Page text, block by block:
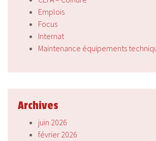
Emplois
Focus
Internat
Maintenance équipements
Archives
juin 2026
février 2026